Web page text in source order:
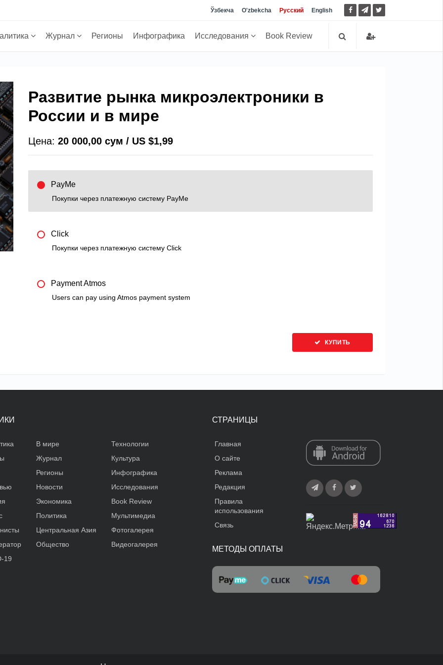
Ўзбекча O'zbekcha Русский English
Журнал Регионы Инфографика Исследования Book Review
Развитие рынка микроэлектроники в
России и в мире
Цена:20 000,00 сум / US $1,99
PayMe
Покупки через платежную систему PayMe
Click
Покупки через платежную систему Click
Payment Atmos
Users can pay using Atmos payment system
КУПИТЬ
В мире
Журнал
Регионы
Новости
Экономика
Политика
Центральная Азия
Общество
Технологии
Культура
Инфографика
Исследования
Book Review
Мультимедиа
Фотогалерея
Видеогалерея
19
СТРАНИЦЫ
Главная
О сайте
Реклама
Редакция
Правила
использования
Связь
МЕТОДЫ ОПЛАТЫ